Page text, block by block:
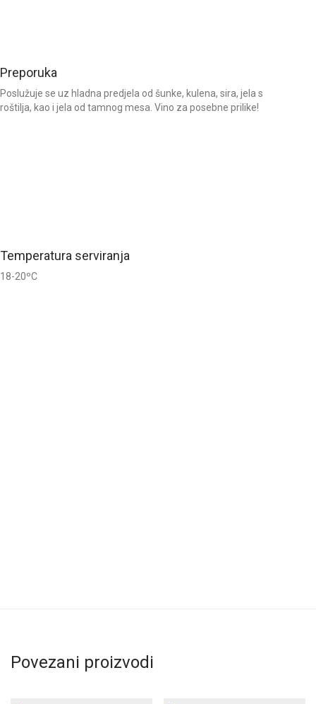
Preporuka
Poslužuje se uz hladna predjela od šunke, kulena, sira, jela s
roštilja, kao i jela od tamnog mesa. Vino za posebne prilike!
Temperatura serviranja
18-20ºC
Povezani proizvodi